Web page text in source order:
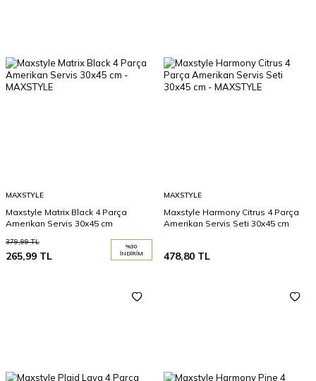
MAXSTYLE
Maxstyle Matrix Black 4 Parça
Amerikan Servis 30x45 cm
379,99TL
265,99 TL
%30
İNDIRIM
MAXSTYLE
Maxstyle Harmony Citrus 4 Parça
Amerikan Servis Seti 30x45 cm
478,80 TL